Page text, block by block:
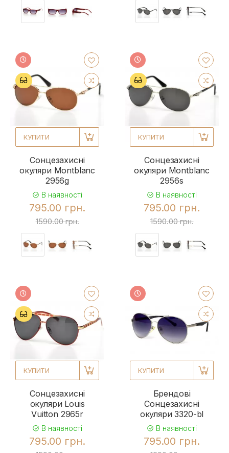
КУПИТИ
Сонцезахисні
окуляри Montblanc
2956g
В наявності
795.00 грн.
1590.00 грн.
КУПИТИ
Сонцезахисні
окуляри Montblanc
2956s
В наявності
795.00 грн.
1590.00 грн.
КУПИТИ
Сонцезахисні
окуляри Louis
Vuitton 2965r
В наявності
795.00 грн.
КУПИТИ
Брендові
Сонцезахисні
окуляри 3320-bl
В наявності
795.00 грн.